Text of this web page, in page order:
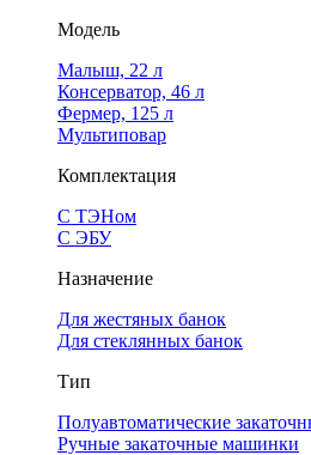
Модель
Малыш, 22 л
Консерватор, 46 л
Фермер, 125 л
Мультиповар
Комплектация
С ТЭНом
С ЭБУ
Назначение
Для жестяных банок
Для стеклянных банок
Тип
Полуавтоматические
Ручные закаточные машинки